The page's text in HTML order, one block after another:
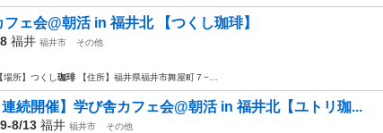
ェ会@朝活 in 福井北 【つくし珈琲】
福井 福井市
その他
所】つくし 珈琲 【住所】福井県福井市舞屋町７−…
連続開催】学び舎カフェ会@朝活 in 福井北【ユトリ珈...
8/13 福井 福井市
その他